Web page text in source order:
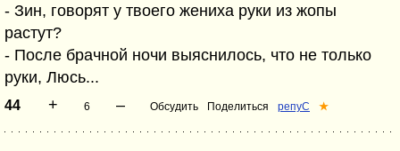
- Зин, говорят у твоего жениха руки из жопы
растут?
- После брачной ночи выяснилось, что не только
руки, Люсь...
44 + 6 – Обсудить Поделиться репуС ★